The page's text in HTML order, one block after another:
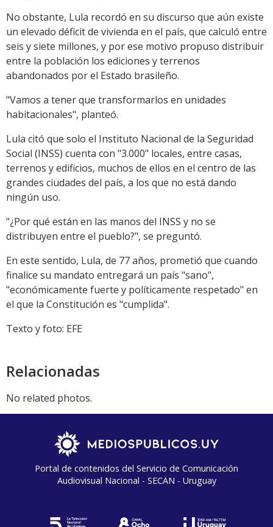
No obstante, Lula recordó en su discurso que aún existe
un elevado déficit de vivienda en el país, que calculó entre
seis y siete millones, y por ese motivo propuso distribuir
entre la población los ediciones y terrenos
abandonados por el Estado brasileño.
"Vamos a tener que transformarlos en unidades
habitacionales", planteó.
Lula citó que solo el Instituto Nacional de la Seguridad
Social (INSS) cuenta con "3.000" locales, entre casas,
terrenos y edificios, muchos de ellos en el centro de las
grandes ciudades del país, a los que no está dando
ningún uso.
"¿Por qué están en las manos del INSS y no se
distribuyen entre el pueblo?", se preguntó.
En este sentido, Lula, de 77 años, prometió que cuando
finalice su mandato entregará un país "sano",
"económicamente fuerte y políticamente respetado" en
el que la Constitución es "cumplida".
Texto y foto: EFE
Relacionadas
No related photos.
Portal de contenidos del Servicio de Comunicación
Audiovisual Nacional - SECAN - Uruguay